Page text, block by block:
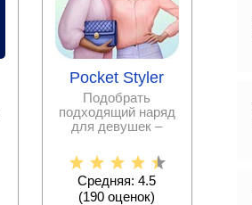
Pocket Styler
Подобрать
подходящий наряд
для девушек –
непростое.
Испытайте свои
силы в
Средняя: 4.5
(190 оценок)